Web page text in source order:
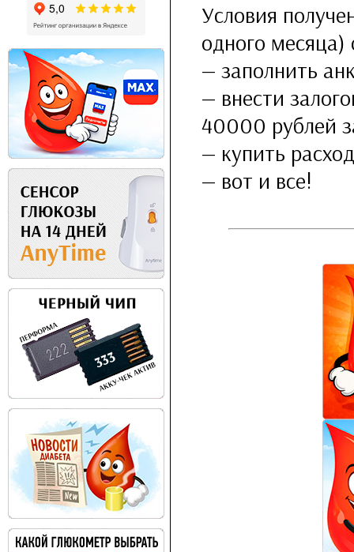
Условия
одного
— заполнить
— внести
40000 рублей
— купить
— вот и все!